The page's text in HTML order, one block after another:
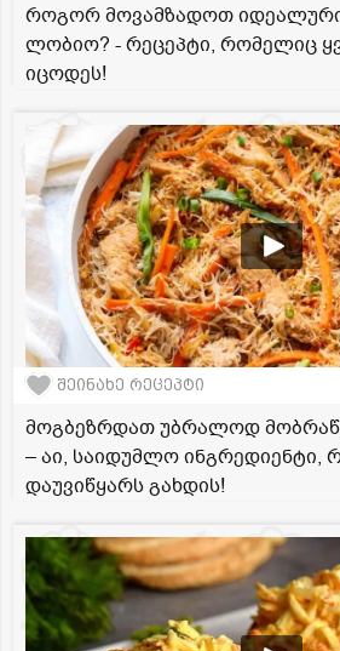
როგორ მოვამზადოთ
ლობიო? - რეცეპტი, რომელიც
იცოდეს!
შეინახე რეცეპტი
მოგბეზრდათ უბრალოდ
– აი, საიდუმლო ინგრედიენტი,
დაუვიწყარს გახდის!